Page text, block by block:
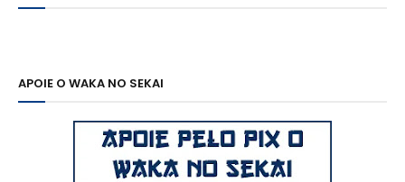
APOIE O WAKA NO SEKAI